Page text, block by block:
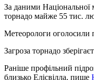
За даними Національної
торнадо майже 55 тис.
Метеорологи оголосили
Загроза торнадо
Раніше профільний
близько Елісвілла, пише